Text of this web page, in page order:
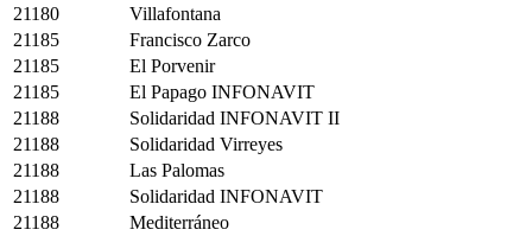
21180
Villafontana
21185
Francisco Zarco
21185
El Porvenir
21185
El Papago INFONAVIT
21188
Solidaridad INFONAVIT II
21188
Solidaridad Virreyes
21188
Las Palomas
21188
Solidaridad INFONAVIT
21188
Mediterráneo